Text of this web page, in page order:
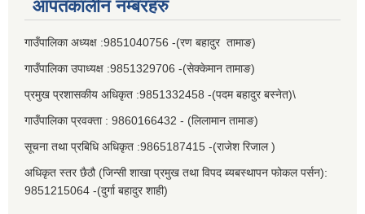
आपतकालीन नम्बरहरु
गाउँपालिका अध्यक्ष :9851040756 -(रण बहादुर तामाङ)
गाउँपालिका उपाध्यक्ष :9851329706 -(सेक्केमान तामाङ)
प्रमुख प्रशासकीय अधिकृत :9851332458 -(पदम बहादुर बस्नेत)\
गाउँपालिका प्रवक्ता : 9860166432 - (लिलामान तामाङ)
सूचना तथा प्रबिधि अधिकृत :9865187415 -(राजेश रिजाल )
अधिकृत स्तर छैठौ (जिन्सी शाखा प्रमुख तथा विपद ब्यबस्थापन फोकल पर्सन):
9851215064 -(दुर्गा बहादुर शाही)